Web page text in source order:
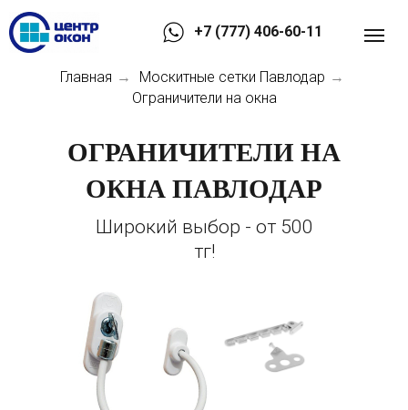
+7 (777) 406-60-11
Главная → Москитные сетки Павлодар →
Ограничители на окна
ОГРАНИЧИТЕЛИ НА
ОКНА ПАВЛОДАР
Широкий выбор - от 500
тг!